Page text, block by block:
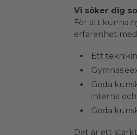
Vi söker dig
För att kunna
erfarenhet
Ett
Goda
interna
Goda
Det är ett